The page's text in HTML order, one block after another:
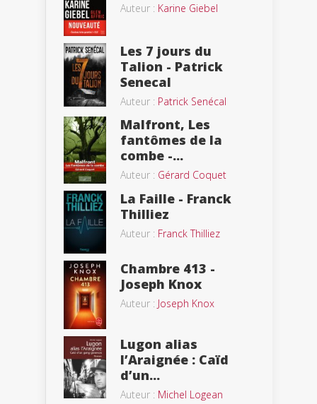
Auteur : Karine Giebel
Les 7 jours du
Talion - Patrick
Senecal
Auteur : Patrick Senécal
Malfront, Les
fantômes de la
combe -...
Auteur : Gérard Coquet
La Faille - Franck
Thilliez
Auteur : Franck Thilliez
Chambre 413 -
Joseph Knox
Auteur : Joseph Knox
Lugon alias
l’Araignée : Caïd
d’un...
Auteur : Michel Logean